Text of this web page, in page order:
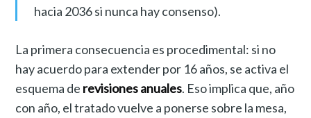
hacia 2036 si nunca hay consenso).
La primera consecuencia es procedimental: si no
hay acuerdo para extender por 16 años, se activa el
esquema de revisiones anuales. Eso implica que, año
con año, el tratado vuelve a ponerse sobre la mesa,